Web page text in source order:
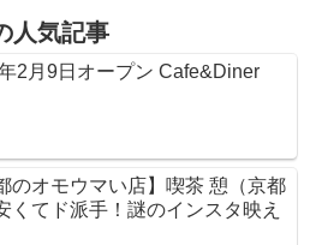
人気記事
2月9日オープン Cafe&Diner
のオモウマい店】喫茶 憩（京都
くてド派手！謎のインスタ映え